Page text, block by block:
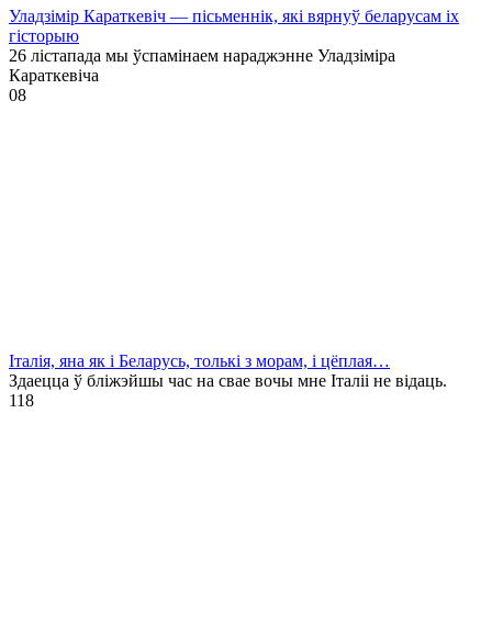
Уладзімір Караткевіч — пісьменнік, які вярнуў беларусам іх
гісторыю
26 лістапада мы ўспамінаем нараджэнне Уладзіміра
Караткевіча
08
Італія, яна як і Беларусь, толькі з морам, і цёплая…
Здаецца ў бліжэйшы час на свае вочы мне Італіі не відаць.
118